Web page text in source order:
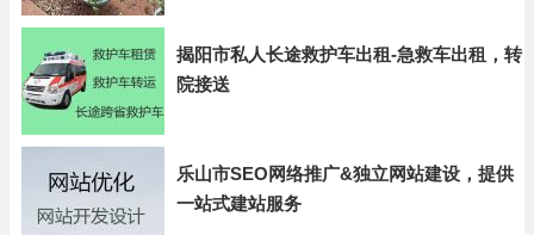
揭阳市私人长途救护车出租-急救车出租，转
院接送
乐山市SEO网络推广&独立网站建设，提供
一站式建站服务